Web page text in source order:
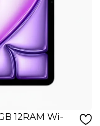
12RAM Wi-